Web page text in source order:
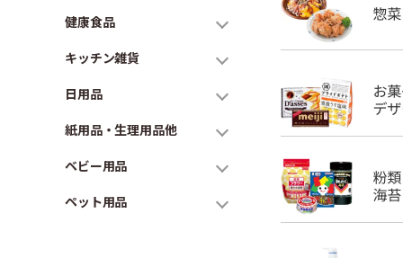
健康食品
キッチン雑貨
日用品
紙用品・生理用品他
ベビー用品
ペット用品